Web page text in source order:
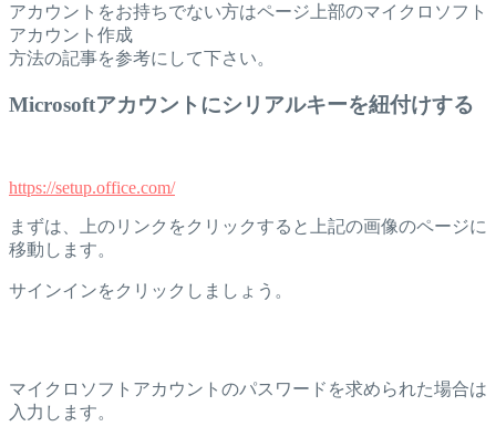
アカウントをお持ちでない方はページ上部のマイクロソフト
アカウント作成
方法の記事を参考にして下さい。
Microsoftアカウントにシリアルキーを紐付けする
https://setup.office.com/
まずは、上のリンクをクリックすると上記の画像のページに
移動します。
サインインをクリックしましょう。
マイクロソフトアカウントのパスワードを求められた場合は
入力します。